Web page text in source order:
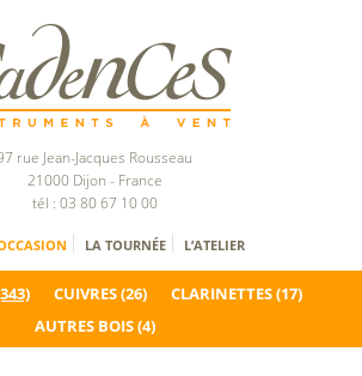
rue Jean-Jacques Rousseau
21000 Dijon - France
tél : 03 80 67 10 00
LA TOURNÉE L’ATELIER
CUIVRES(26) CLARINETTES(17)
AUTRES BOIS(4)